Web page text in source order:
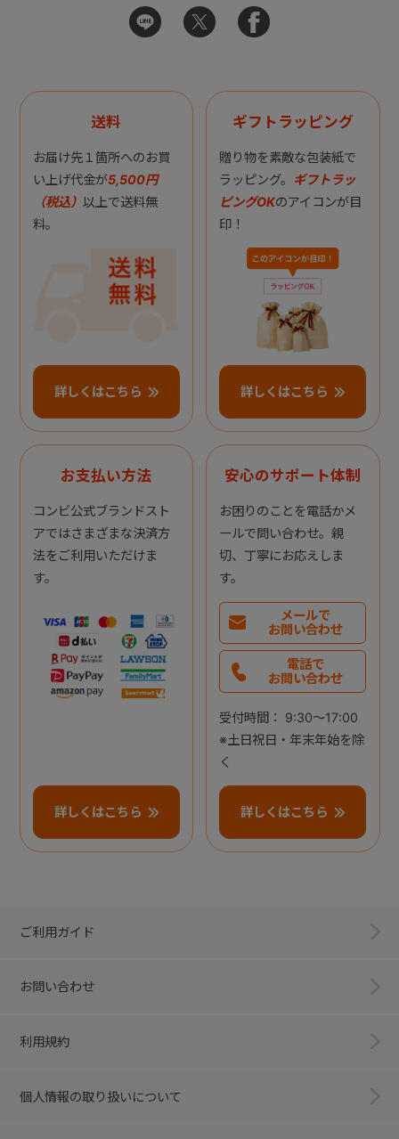
送料
お届け先１箇所へのお買
い上げ代金が5,500円
（税込） 以上で送料無
料。
詳しくはこちら
ギフトラッピング
贈り物を素敵な包装紙で
ラッピング。 ギフトラッ
ピングOKのアイコンが目
印！
詳しくはこちら
お支払い方法
コンビ公式ブランドスト
アではさまざまな決済方
法をご利用いただけま
す。
詳しくはこちら
安心のサポート体制
お困りのことを電話かメ
ールで問い合わせ。親
切、丁寧にお応えしま
す。
メールで
お問い合わせ
電話で
お問い合わせ
受付時間： 9:30～17:00
※土日祝日・年末年始を除
く
詳しくはこちら
ご利用ガイド
お問い合わせ
利用規約
個人情報の取り扱いについて